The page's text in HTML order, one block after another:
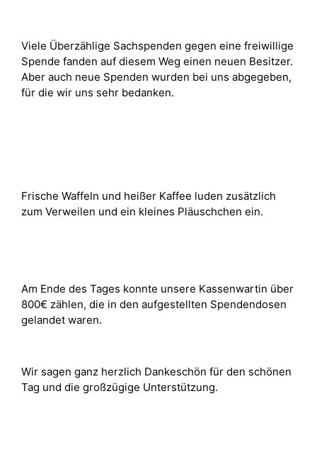
Viele Überzählige Sachspenden gegen eine freiwillige
Spende fanden auf diesem Weg einen neuen Besitzer.
Aber auch neue Spenden wurden bei uns abgegeben,
für die wir uns sehr bedanken.
Frische Waffeln und heißer Kaffee luden zusätzlich
zum Verweilen und ein kleines Pläuschchen ein.
Am Ende des Tages konnte unsere Kassenwartin über
800€ zählen, die in den aufgestellten Spendendosen
gelandet waren.
Wir sagen ganz herzlich Dankeschön für den schönen
Tag und die großzügige Unterstützung.